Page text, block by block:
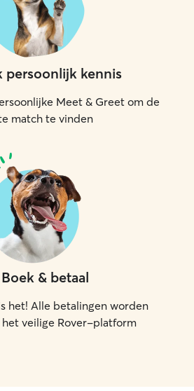
persoonlijk kennis
Meet & Greet om de
match te vinden
Boek & betaal
het! Alle betalingen worden
veilige Rover-platform